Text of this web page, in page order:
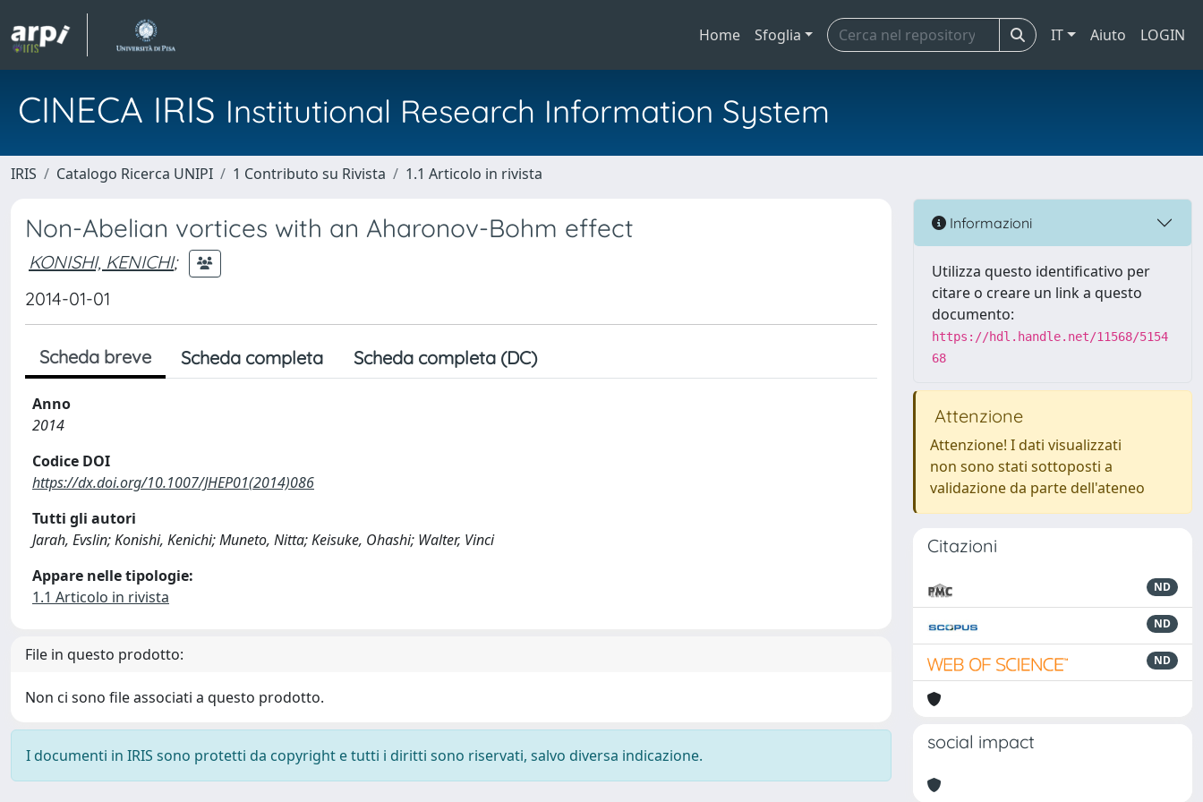
Home Sfoglia IT Aiuto LOGIN
CINECA IRIS Institutional Research Information System
IRIS Catalogo Ricerca UNIPI 1 Contributo su Rivista 1.1 Articolo in rivista
Non-Abelian vortices with an Aharonov-Bohm effect
KONISHI, KENICHI;
2014-01-01
Scheda breve Scheda completa Scheda completa (DC)
Anno
2014
Codice DOI
https://dx.doi.org/10.1007/JHEP01(2014)086
Tutti gli autori
Jarah, Evslin; Konishi, Kenichi; Muneto, Nitta; Keisuke, Ohashi; Walter, Vinci
Appare nelle tipologie:
1.1 Articolo in rivista
File in questo prodotto:
Non ci sono file associati a questo prodotto.
I documenti in IRIS sono protetti da copyright e tutti i diritti sono riservati, salvo diversa indicazione.
Informazioni
Utilizza questo identificativo per
citare o creare un link a questo
documento:
https://hdl.handle.net/11568/5154
68
Attenzione
Attenzione! I dati visualizzati
non sono stati sottoposti a
validazione da parte dell'ateneo
Citazioni
ND
ND
ND
social impact